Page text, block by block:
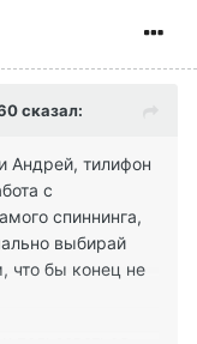
сказал:
Андрей, тилифон
с
спиннинга,
выбирай
что бы конец не